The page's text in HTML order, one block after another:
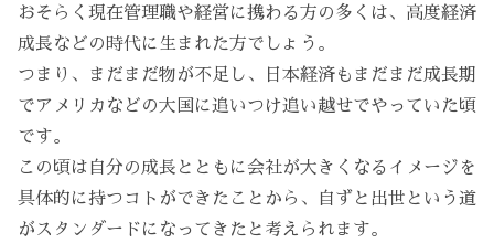
おそらく現在管理職や経営に携わる方の多くは、高度経済
成長などの時代に生まれた方でしょう。
つまり、まだまだ物が不足し、日本経済もまだまだ成長期
でアメリカなどの大国に追いつけ追い越せでやっていた頃
です。
この頃は自分の成長とともに会社が大きくなるイメージを
具体的に持つコトができたことから、自ずと出世という道
がスタンダードになってきたと考えられます。